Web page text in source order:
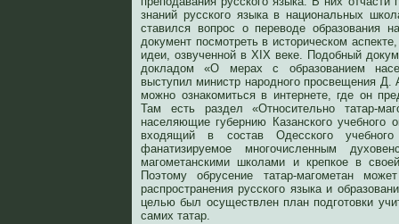
знаний русского языка в национальных
ставился вопрос о переводе образования
документ посмотреть в историческом
идеи, озвученной в XIX веке. Подобный
докладом «О мерах с образованием
выступил министр народного просвещения
можно ознакомиться в интернете, где он
Там есть раздел «Относительно татар-
населяющие губернию Казанского учебного
входящий в состав Одесского
фанатизируемое многочисленным
магометанскими школами и крепкое в
Поэтому обрусение татар-магометан
распространения русского языка и
целью был осуществлен план подготовки
самих татар.